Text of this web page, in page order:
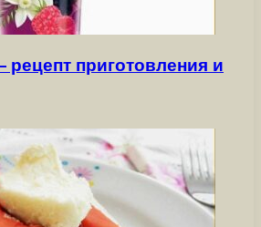
приготовления и